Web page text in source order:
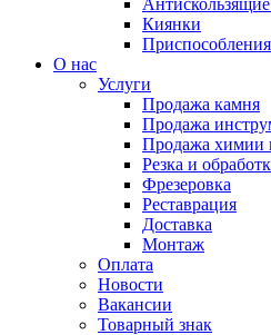
Антискользящие
Киянки
О нас
Услуги
Продажа камня
Продажа
Продажа химии
Резка и
Фрезеровка
Реставрация
Доставка
Монтаж
Оплата
Новости
Вакансии
Товарный знак